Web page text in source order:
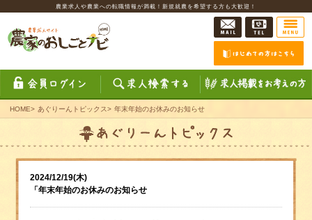
農業求人や農業への転職情報が満載！新規就農を希望する方も大歓迎！
HOME> あぐりーんトピックス> 年末年始のお休みのお知らせ
2024/12/19(木)
「年末年始のお休みのお知らせ